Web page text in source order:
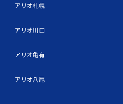
アリオ札幌
アリオ川口
アリオ亀有
アリオ八尾